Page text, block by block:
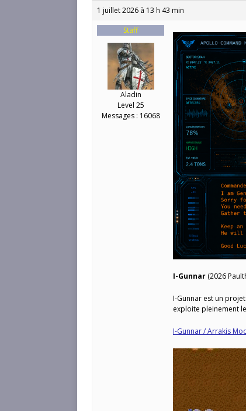
1 juillet 2026 à 13 h 43 min
Staff
Aladin
Level 25
Messages : 16068
I-Gunnar (2026
I-Gunnar est un
exploite pleinement
I-Gunnar / Arrakis